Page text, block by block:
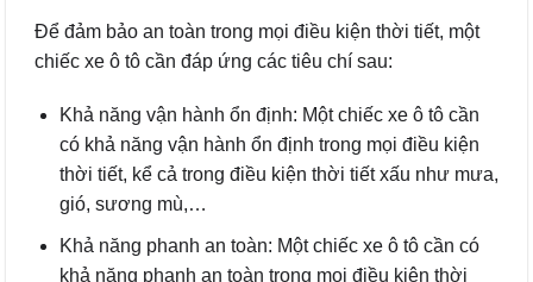
Để đảm bảo an toàn trong mọi điều kiện thời tiết, một
chiếc xe ô tô cần đáp ứng các tiêu chí sau:
Khả năng vận hành ổn định: Một chiếc xe ô tô cần
có khả năng vận hành ổn định trong mọi điều kiện
thời tiết, kể cả trong điều kiện thời tiết xấu như mưa,
gió, sương mù,…
Khả năng phanh an toàn: Một chiếc xe ô tô cần có
khả năng phanh an toàn trong mọi điều kiện thời